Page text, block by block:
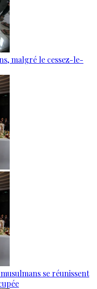
malgré le cessez-le-
se réunissent